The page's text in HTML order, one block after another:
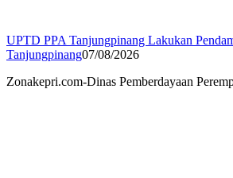
UPTD PPA Tanjungpinang Lakukan
Tanjungpinang07/08/2026
Zonakepri.com-Dinas Pemberdayaan